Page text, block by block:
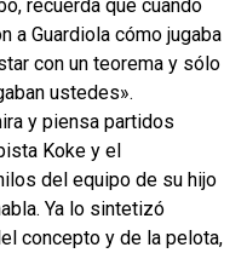
recuerda que cuando
a Guardiola cómo jugaba
con un teorema y sólo
ustedes».
y piensa partidos
Koke y el
del equipo de su hijo
Ya lo sintetizó
concepto y de la pelota,